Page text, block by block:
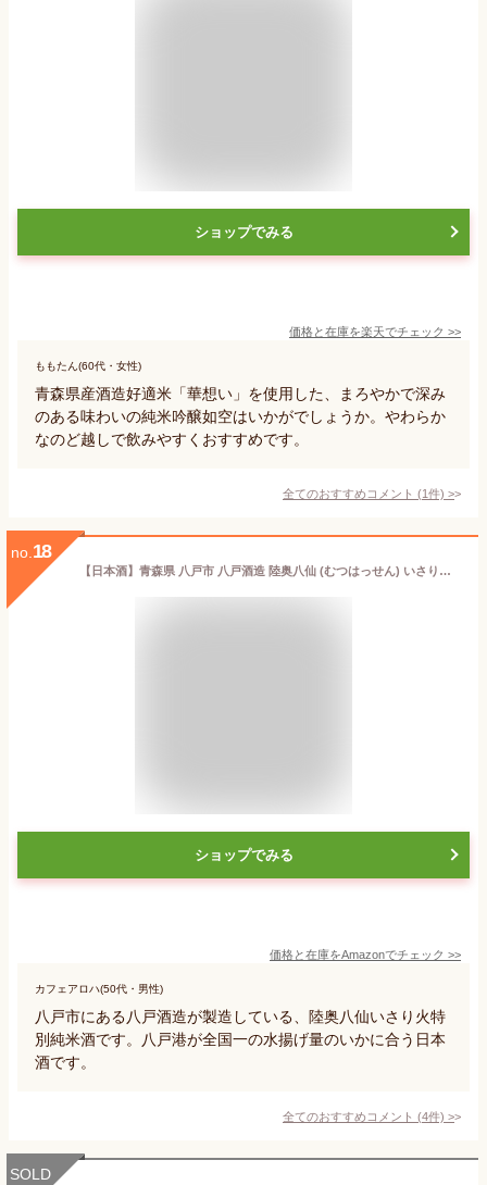
ショップでみる
価格と在庫を楽天でチェック >>
ももたん(60代・女性)
青森県産酒造好適米「華想い」を使用した、まろやかで深み
のある味わいの純米吟醸如空はいかがでしょうか。やわらか
なのど越しで飲みやすくおすすめです。
全てのおすすめコメント (1件) >
no. 18
【日本酒】青森県 八戸市 八戸酒造 陸奥八仙 (むつはっせん) いさり火 特別純米酒 720ml
ショップでみる
価格と在庫をAmazonでチェック >>
カフェアロハ(50代・男性)
八戸市にある八戸酒造が製造している、陸奥八仙いさり火特
別純米酒です。八戸港が全国一の水揚げ量のいかに合う日本
酒です。
全てのおすすめコメント (4件) >
SOLD